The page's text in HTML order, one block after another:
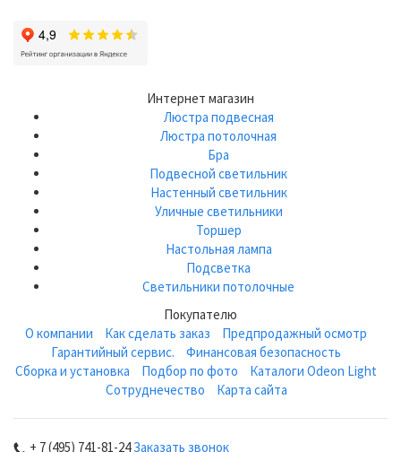
Интернет магазин
Люстра подвесная
Люстра потолочная
Бра
Подвесной светильник
Настенный светильник
Уличные светильники
Торшер
Настольная лампа
Подсветка
Светильники потолочные
Покупателю
О компании
Как сделать заказ
Предпродажный осмотр
Гарантийный сервис.
Финансовая безопасность
Сборка и установка
Подбор по фото
Каталоги Odeon Light
Сотруднечество
Карта сайта
+ 7 (495) 741-81-24Заказать звонок